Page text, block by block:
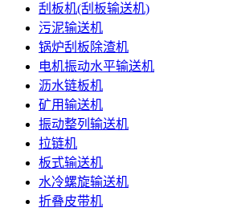
刮板机(刮板输送机)
污泥输送机
锅炉刮板除渣机
电机振动水平输送机
沥水链板机
矿用输送机
振动整列输送机
拉链机
板式输送机
水冷螺旋输送机
折叠皮带机